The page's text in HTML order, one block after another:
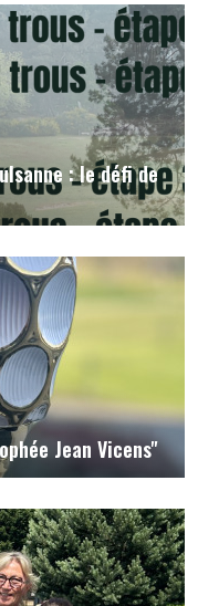
: le défi de
Jean Vicens"